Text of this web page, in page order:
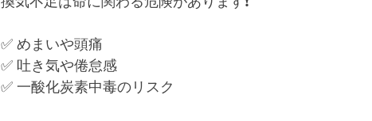
✅ めまいや頭痛
✅ 吐き気や倦怠感
✅ 一酸化炭素中毒のリスク